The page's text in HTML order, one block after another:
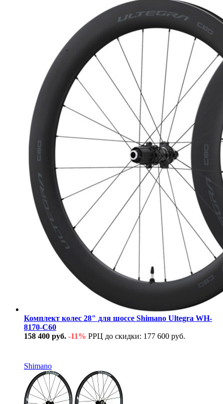
Комплект колес 28" для шоссе Shimano Ultegra WH-
8170-С60
158 400 руб. -11% РРЦ до скидки: 177 600 руб.
Shimano